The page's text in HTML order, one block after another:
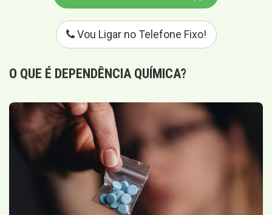
Vou Ligar no Telefone Fixo!
O QUE É DEPENDÊNCIA QUÍMICA?